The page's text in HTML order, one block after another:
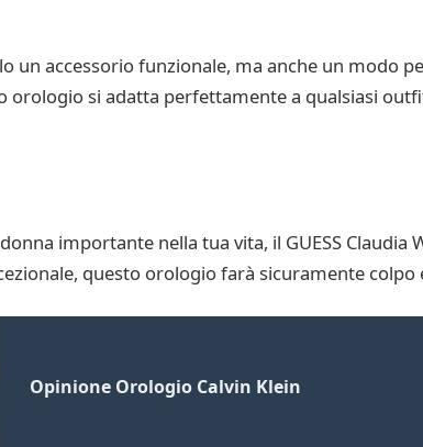
un accessorio funzionale, ma anche un modo
orologio si adatta perfettamente a qualsiasi
importante nella tua vita, il GUESS Claudia
questo orologio farà sicuramente
Opinione Orologio Calvin Klein